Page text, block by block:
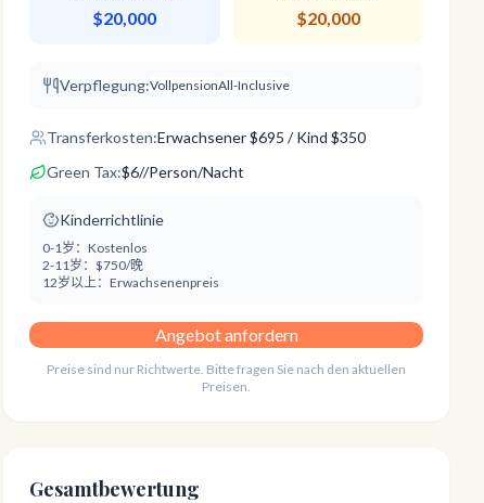
$20,000 $20,000
Verpflegung:VollpensionAll-Inclusive
Transferkosten:Erwachsener$695 / Kind $350
Green Tax:$6//Person/Nacht
Kinderrichtlinie
0-1岁：Kostenlos
2-11岁：$750/晚
12岁以上：Erwachsenenpreis
Angebot anfordern
Preise sind nur Richtwerte. Bitte fragen Sie nach den aktuellen
Preisen.
Gesamtbewertung